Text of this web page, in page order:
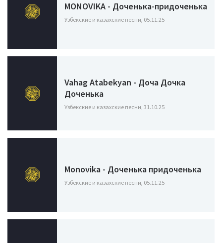
MONOVIKA - Доченька-придоченька
Узбекские и казахские песни, 05.11.25
Vahag Atabekyan - Доча Дочка
Доченька
Узбекские и казахские песни, 31.10.25
Monovika - Доченька придоченька
Узбекские и казахские песни, 05.11.25